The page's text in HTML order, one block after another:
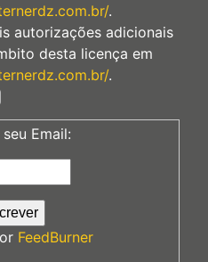
.
autorizações adicionais
desta licença em
.
Email:
FeedBurner